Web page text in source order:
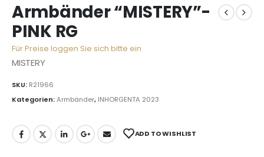
Armbänder “MISTERY”-
PINK RG
Für Preise loggen Sie sich bitte ein
MISTERY
SKU: R21966
Kategorien:Armbänder, INHORGENTA 2023
ADD TO WISHLIST